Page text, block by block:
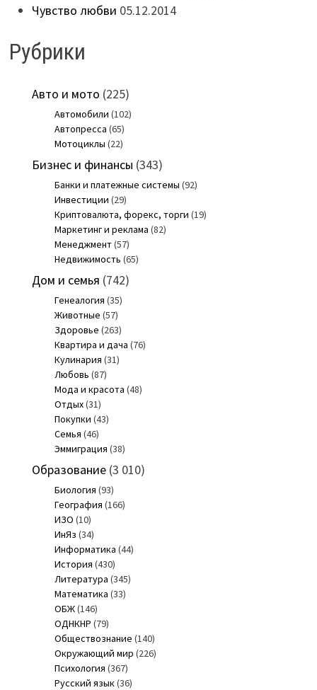
Чувство любви 05.12.2014
Рубрики
Авто и мото (225)
Автомобили (102)
Автопресса (65)
Мотоциклы (22)
Бизнес и финансы (343)
Банки и платежные системы (92)
Инвестиции (29)
Криптовалюта, форекс, торги (19)
Маркетинг и реклама (82)
Менеджмент(57)
Недвижимость (65)
Дом и семья (742)
Генеалогия (35)
Животные (57)
Здоровье (263)
Квартира и дача (76)
Кулинария (31)
Любовь (87)
Мода и красота (48)
Отдых(31)
Покупки (43)
Семья (46)
Эммиграция (38)
Образование(3 010)
Биология (93)
География (166)
ИЗО (10)
ИнЯз (34)
Информатика (44)
История (430)
Литература (345)
Математика (33)
ОБЖ(146)
ОДНКНР (79)
Обществознание (140)
Окружающий мир (226)
Психология (367)
Русский язык(36)